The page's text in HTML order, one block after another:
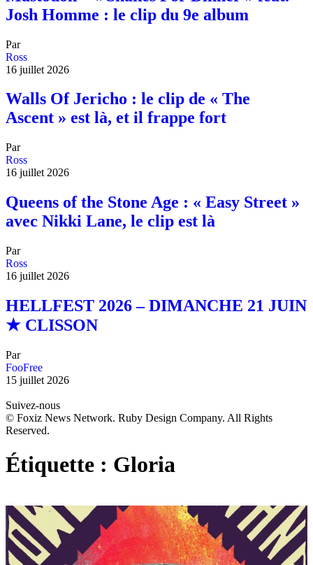
Josh Homme : le clip du 9e album
Par
Ross
16 juillet 2026
Walls Of Jericho : le clip de « The
Ascent » est là, et il frappe fort
Par
Ross
16 juillet 2026
Queens of the Stone Age : « Easy Street »
avec Nikki Lane, le clip est là
Par
Ross
16 juillet 2026
HELLFEST 2026 – DIMANCHE 21 JUIN
★ CLISSON
Par
FooFree
15 juillet 2026
Suivez-nous
© Foxiz News Network. Ruby Design Company. All Rights
Reserved.
Étiquette : Gloria